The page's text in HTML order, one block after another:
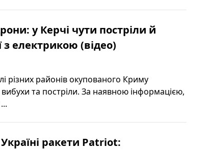
у Керчі чути постріли й
з електрикою (відео)
різних районів окупованого Криму
та постріли. За наявною інформацією,
ракети Patriot: